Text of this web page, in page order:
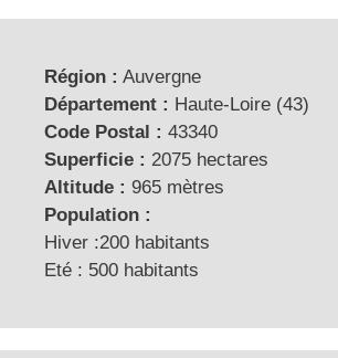
Région : Auvergne
Département : Haute-Loire (43)
Code Postal : 43340
Superficie : 2075 hectares
Altitude : 965 mètres
Population :
Hiver :200 habitants
Eté : 500 habitants